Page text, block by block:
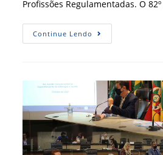
Profissões Regulamentadas. O
Continue Lendo Conselhos
Profissionais
Propostas
Para
2022